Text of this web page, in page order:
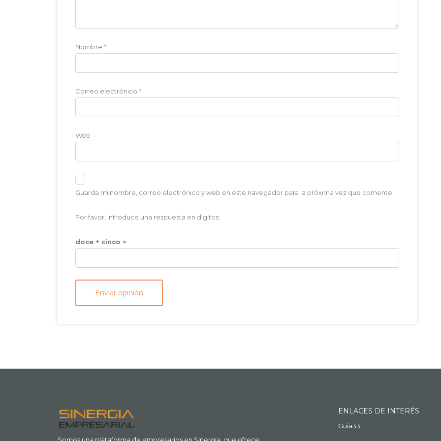
Nombre *
Correo electrónico *
Web
Guarda mi nombre, correo electrónico y web en este navegador para la próxima vez que comente.
Por favor, introduce una respuesta en dígitos:
doce + cinco =
ENLACES DE INTERÉS
Guia33